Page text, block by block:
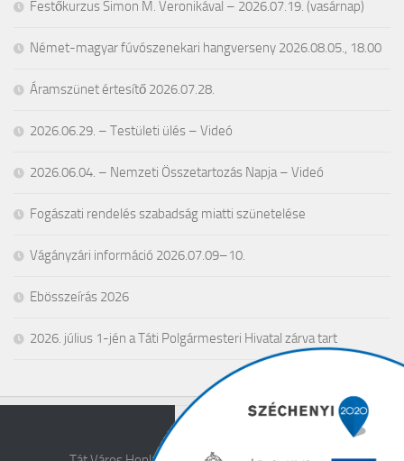
Festőkurzus Simon M. Veronikával – 2026.07.19. (vasárnap)
Német-magyar fúvószenekari hangverseny 2026.08.05., 18.00
Áramszünet értesítő 2026.07.28.
2026.06.29. – Testületi ülés – Videó
2026.06.04. – Nemzeti Összetartozás Napja – Videó
Fogászati rendelés szabadság miatti szünetelése
Vágányzári információ 2026.07.09–10.
Ebösszeírás 2026
2026. július 1-jén a Táti Polgármesteri Hivatal zárva tart